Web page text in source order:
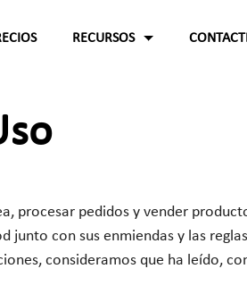
web.
RECURSOS
de caso
frecuentes
Politica de
procesar pedidos y vender
junto con sus enmiendas y las
consideramos que ha leído,